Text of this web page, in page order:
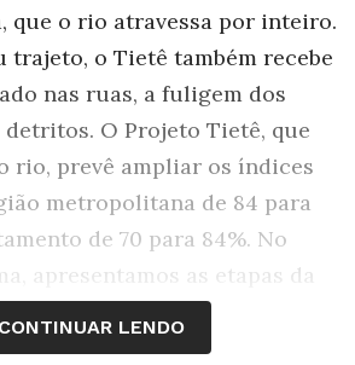
que o rio atravessa por inteiro.
trajeto, o Tietê também recebe
nas ruas, a fuligem dos
O Projeto Tietê, que
rio, prevê ampliar os índices
metropolitana de 84 para
de 70 para 84%. No
apresentamos as etapas da
também prevê a retirada de
CONTINUAR LENDO